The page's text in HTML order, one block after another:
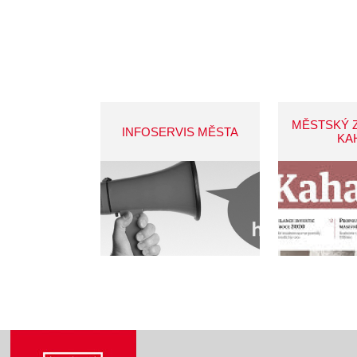
INFOSERVIS MĚSTA
MĚSTSKÝ